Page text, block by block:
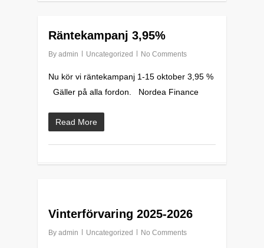
Räntekampanj 3,95%
By admin Uncategorized No Comments
Nu kör vi räntekampanj 1-15 oktober 3,95 %
Gäller på alla fordon. Nordea Finance
Read More
0
Vinterförvaring 2025-2026
By admin Uncategorized No Comments